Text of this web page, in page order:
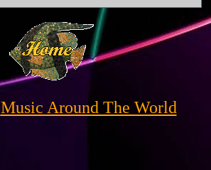
Music Around The World